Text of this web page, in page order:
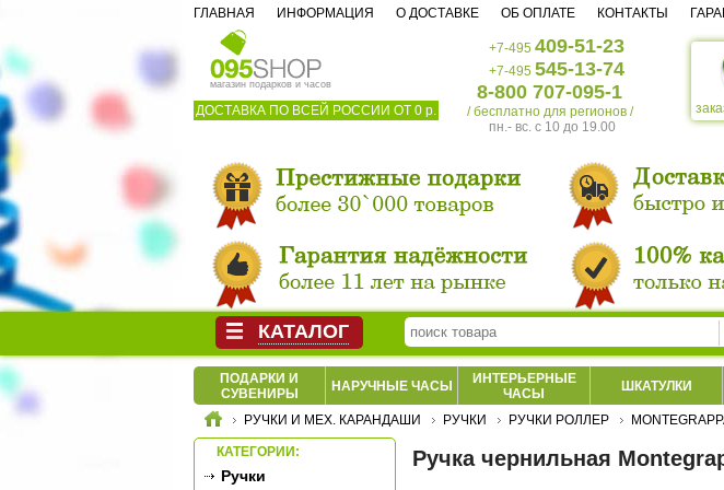
магазин подарков и часов
ДОСТАВКА ПО ВСЕЙ РОССИИ ОТ 0 р.
+7-495 409-51-23
+7-495 545-13-74
8-800 707-095-1
/ бесплатно для регионов /
пн.- вс. c 10 до 19.00
ГЛАВНАЯ ИНФОРМАЦИЯ О ДОСТАВКЕ ОБ ОПЛАТЕ КОНТАКТЫ
ПОДАРКИ И
СУВЕНИРЫ
НАРУЧНЫЕ ЧАСЫ
ИНТЕРЬЕРНЫЕ
ЧАСЫ
ШКАТУЛКИ
РУЧКИ И МЕХ. КАРАНДАШИ РУЧКИ РУЧКИ РОЛЛЕР
КАТЕГОРИИ:
Ручки
Ручка чернильная
КАТАЛОГ